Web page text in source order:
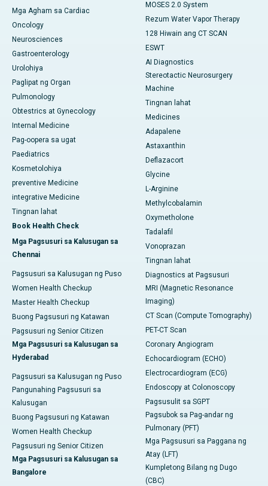
Mga Agham sa Cardiac
Oncology
Neurosciences
Gastroenterology
Urolohiya
Paglipat ng Organ
Pulmonology
Obtestrics at Gynecology
Internal Medicine
Pag-oopera sa ugat
Paediatrics
Kosmetolohiya
preventive Medicine
integrative Medicine
Tingnan lahat
Book Health Check
Mga Pagsusuri sa Kalusugan sa
Chennai
Pagsusuri sa Kalusugan ng Puso
Women Health Checkup
Master Health Checkup
Buong Pagsusuri ng Katawan
Pagsusuri ng Senior Citizen
Mga Pagsusuri sa Kalusugan sa
Hyderabad
Pagsusuri sa Kalusugan ng Puso
Pangunahing Pagsusuri sa
Kalusugan
Buong Pagsusuri ng Katawan
Women Health Checkup
Pagsusuri ng Senior Citizen
Mga Pagsusuri sa Kalusugan sa
Bangalore
MOSES 2.0 System
Rezum Water Vapor Therapy
128 Hiwain ang CT SCAN
ESWT
AI Diagnostics
Stereotactic Neurosurgery
Machine
Tingnan lahat
Medicines
Adapalene
Astaxanthin
Deflazacort
Glycine
L-Arginine
Methylcobalamin
Oxymetholone
Tadalafil
Vonoprazan
Tingnan lahat
Diagnostics at Pagsusuri
MRI (Magnetic Resonance
Imaging)
CT Scan (Compute Tomography)
PET-CT Scan
Coronary Angiogram
Echocardiogram (ECHO)
Electrocardiogram (ECG)
Endoscopy at Colonoscopy
Pagsusulit sa SGPT
Pagsubok sa Pag-andar ng
Pulmonary (PFT)
Mga Pagsusuri sa Paggana ng
Atay (LFT)
Kumpletong Bilang ng Dugo
(CBC)